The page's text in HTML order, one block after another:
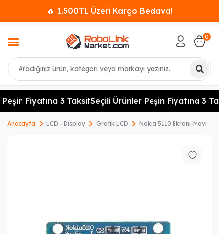
🔥 1.500TL Üzeri Kargo Bedava!
Ara
0
Fiyatına 3 TaksitSeçili Ürünler Peşin Fiyatına 3
Anasayfa LCD - Display Grafik LCD Nokia 5110 Ekranı-Mavi